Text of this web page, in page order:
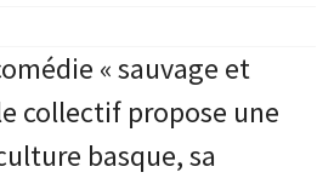
« sauvage et
collectif propose une
basque, sa